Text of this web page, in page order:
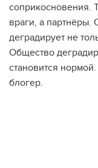
соприкосновения.
враги, а партнёры.
деградирует не
Общество
становится
блогер.